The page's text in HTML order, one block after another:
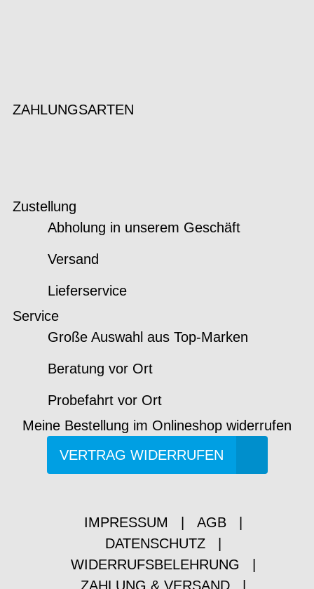
ZAHLUNGSARTEN
Zustellung
Abholung in unserem Geschäft
Versand
Lieferservice
Service
Große Auswahl aus Top-Marken
Beratung vor Ort
Probefahrt vor Ort
Meine Bestellung im Onlineshop widerrufen
VERTRAG WIDERRUFEN
IMPRESSUM AGB
DATENSCHUTZ
WIDERRUFSBELEHRUNG
ZAHLUNG & VERSAND